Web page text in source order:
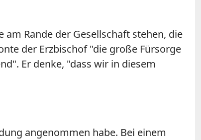
Rande der Gesellschaft stehen, die
der Erzbischof "die große Fürsorge
Er denke, "dass wir in diesem
angenommen habe. Bei einem